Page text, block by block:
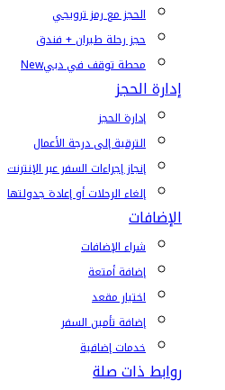
الحجز مع رمز ترويجي
حجز رحلة طيران + فندق
محطة توقف في دبيNew
إدارة الحجز
إدارة الحجز
الترقية إلى درجة الأعمال
إنجاز إجراءات السفر عبر الإنترنت
إلغاء الرحلات أو إعادة جدولتها
الإضافات
شراء الإضافات
إضافة أمتعة
اختيار مقعد
إضافة تأمين السفر
خدمات إضافية
روابط ذات صلة